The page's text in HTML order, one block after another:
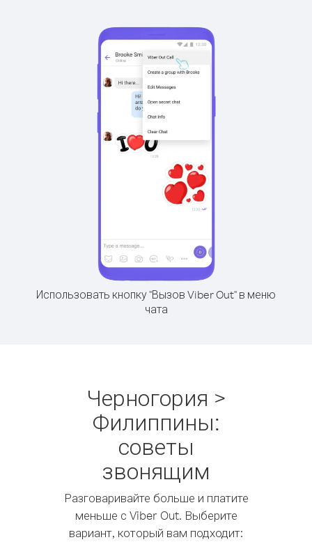
Использовать кнопку "Вызов Viber Out" в меню
чата
Черногория >
Филиппины:
советы
звонящим
Разговаривайте больше и платите
меньше с Viber Out. Выберите
вариант, который вам подходит: